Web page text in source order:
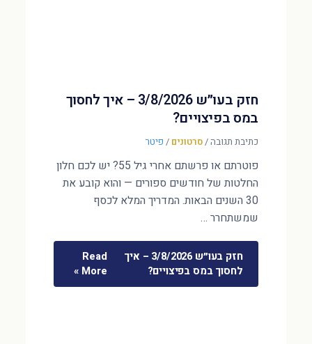
חזק בעו״ש 3/8/2026 – איך לחסוך
במס בפיצויים?
כתיבת תגובה/סרטונים / פיטר
פוטרתם או פרשתם אחרי גיל 55? יש לכם חלון
החלטות של חודשים ספורים — והוא קובע את
30 השנים הבאות. המדריך המלא לכסף
שמשתחרר …
חזק בעו״ש 3/8/2026 – איך
לחסוך במס בפיצויים?
Read
More »